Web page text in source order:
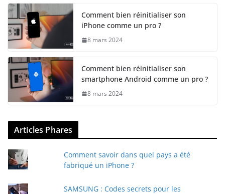
Comment bien réinitialiser son
iPhone comme un pro ?
8 mars 2024
Comment bien réinitialiser son
smartphone Android comme un pro ?
8 mars 2024
Articles Phares
Comment savoir dans quel pays a été
fabriqué un iPhone ?
SAMSUNG : Codes secrets pour les